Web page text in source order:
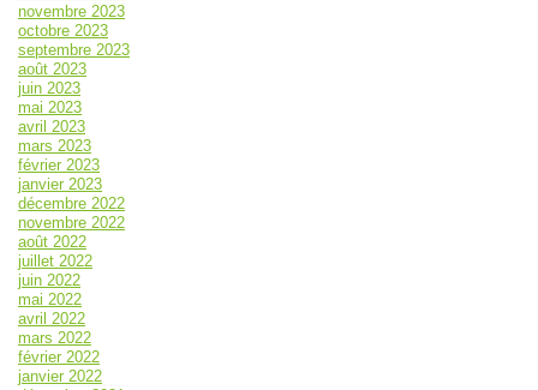
novembre 2023
octobre 2023
septembre 2023
août 2023
juin 2023
mai 2023
avril 2023
mars 2023
février 2023
janvier 2023
décembre 2022
novembre 2022
août 2022
juillet 2022
juin 2022
mai 2022
avril 2022
mars 2022
février 2022
janvier 2022